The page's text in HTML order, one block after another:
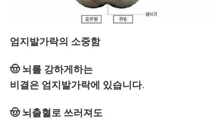
엄지발가락의 소중함
🤠 뇌를 강하게하는
비결은 엄지발가락에 있습니다.
🤠 뇌출혈로 쓰러져도